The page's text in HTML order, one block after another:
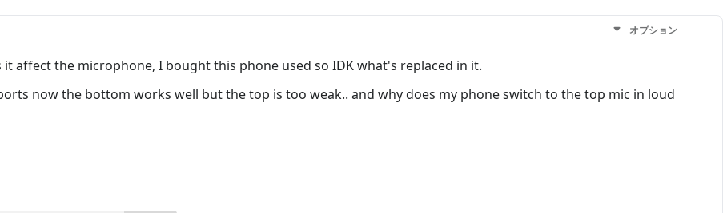
オプション
it affect the microphone, I bought this phone used so IDK what's replaced in it.
now the bottom works well but the top is too weak.. and why does my phone switch to the top mic in loud